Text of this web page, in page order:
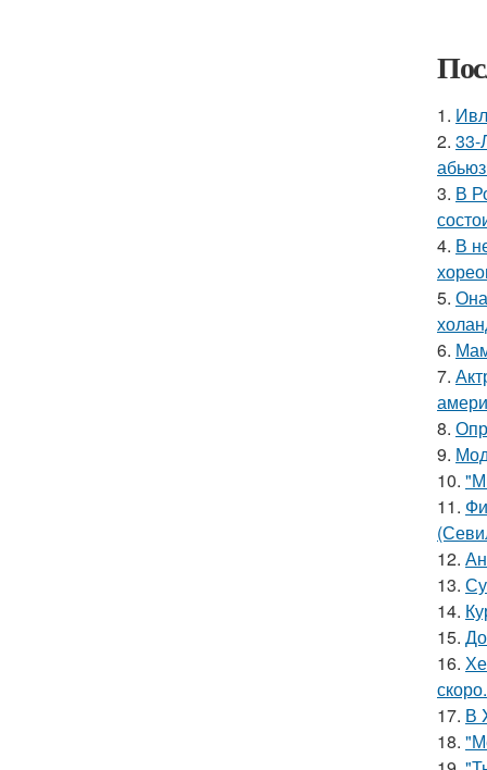
1.
2. 33-
3. В
4. В
5.
6.
7.
8.
9.
10.
11.
12.
13.
14.
15.
16.
скоро.
17. В
18.